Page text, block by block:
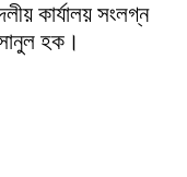
কার্যালয় সংলগ্ন
হক।